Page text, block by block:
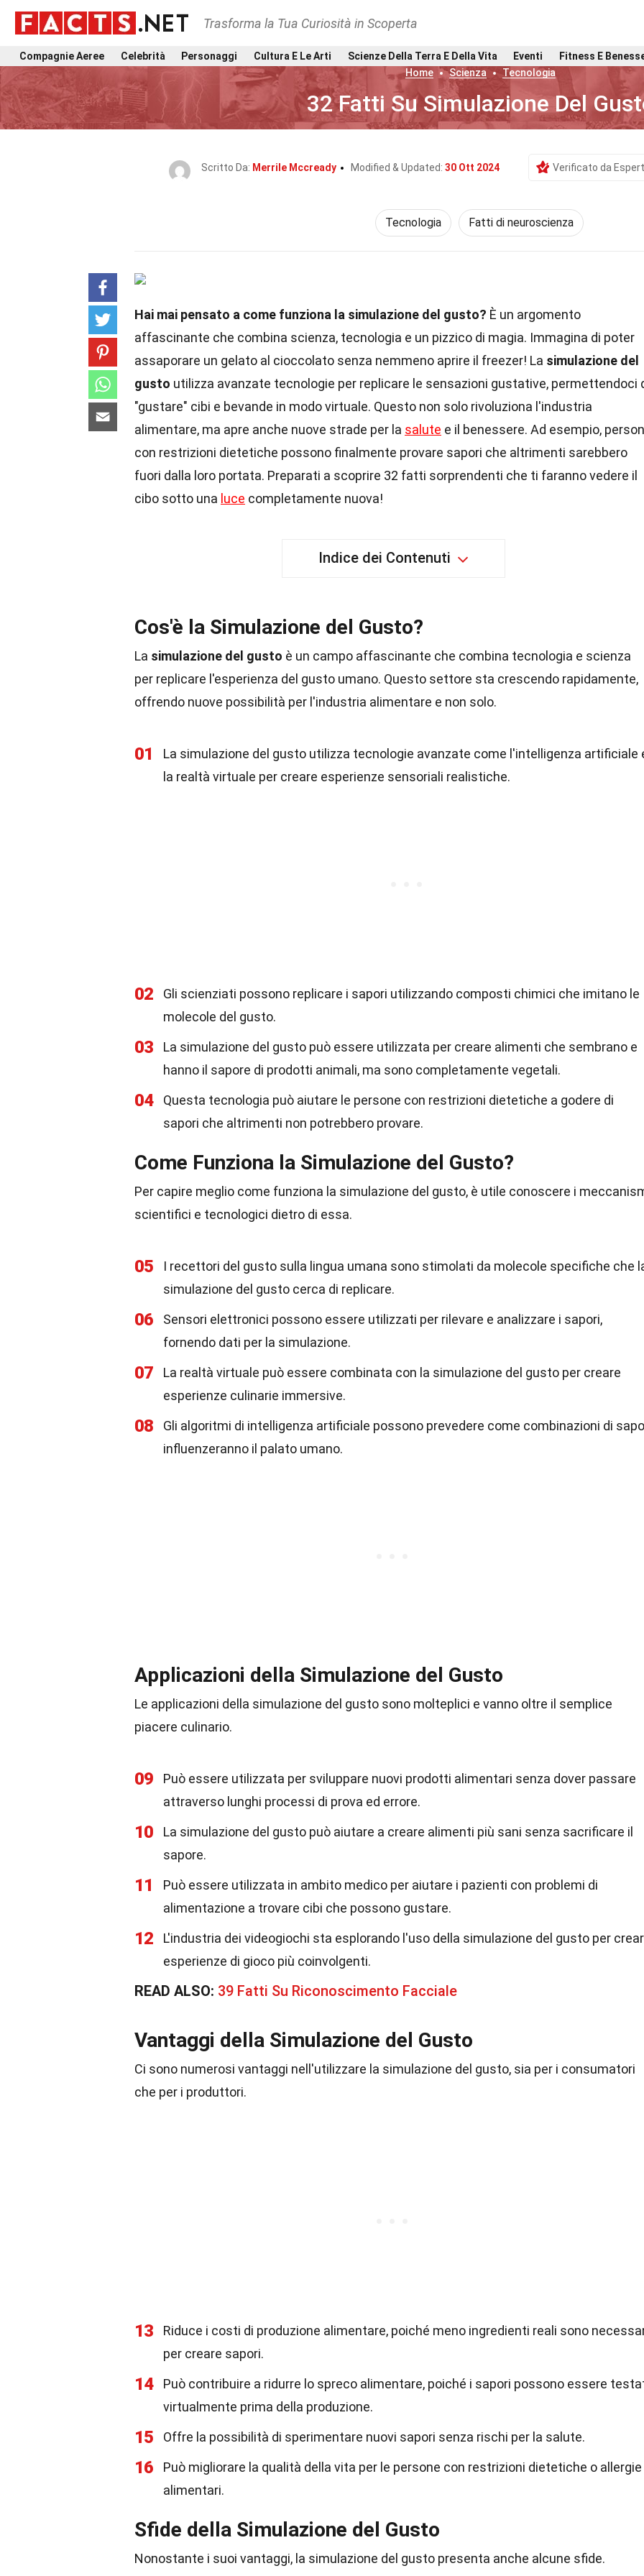
Trasforma la Tua Curiosità in Scoperta
Compagnie Aeree Celebrità Personaggi Cultura E Le Arti Scienze Della Terra E Della Vita Eventi
Fitness E
Home
Scienza Tecnologia
32 Fatti Su Simulazione Del
Scritto Da: Merrile Mccready Modified & Updated: 30 Ott 2024 Verificato da
Tecnologia Fatti di neuroscienza
Hai mai pensato a come funziona la simulazione del gusto? È un argomento
affascinante che combina scienza, tecnologia e un pizzico di magia. Immagina di poter
assaporare un gelato al cioccolato senza nemmeno aprire il freezer! La simulazione del
gusto utilizza avanzate tecnologie per replicare le sensazioni gustative, permettendoci
"gustare" cibi e bevande in modo virtuale. Questo non solo rivoluziona l'industria
alimentare, ma apre anche nuove strade per la salute e il benessere. Ad esempio,
con restrizioni dietetiche possono finalmente provare sapori che altrimenti sarebbero
fuori dalla loro portata. Preparati a scoprire 32 fatti sorprendenti che ti faranno vedere il
cibo sotto una luce completamente nuova!
Indice dei Contenuti
Cos'è la Simulazione del Gusto?
La simulazione del gusto è un campo affascinante che combina tecnologia e scienza
per replicare l'esperienza del gusto umano. Questo settore sta crescendo rapidamente,
offrendo nuove possibilità per l'industria alimentare e non solo.
01
La simulazione del gusto utilizza tecnologie avanzate come l'intelligenza artificiale
la realtà virtuale per creare esperienze sensoriali realistiche.
02
Gli scienziati possono replicare i sapori utilizzando composti chimici che imitano le
molecole del gusto.
03
La simulazione del gusto può essere utilizzata per creare alimenti che sembrano e
hanno il sapore di prodotti animali, ma sono completamente vegetali.
04
Questa tecnologia può aiutare le persone con restrizioni dietetiche a godere di
sapori che altrimenti non potrebbero provare.
Come Funziona la Simulazione del Gusto?
Per capire meglio come funziona la simulazione del gusto, è utile conoscere i
scientifici e tecnologici dietro di essa.
05
I recettori del gusto sulla lingua umana sono stimolati da molecole specifiche che
simulazione del gusto cerca di replicare.
06
Sensori elettronici possono essere utilizzati per rilevare e analizzare i sapori,
fornendo dati per la simulazione.
07
La realtà virtuale può essere combinata con la simulazione del gusto per creare
esperienze culinarie immersive.
08
Gli algoritmi di intelligenza artificiale possono prevedere come combinazioni di
influenzeranno il palato umano.
Applicazioni della Simulazione del Gusto
Le applicazioni della simulazione del gusto sono molteplici e vanno oltre il semplice
piacere culinario.
09
Può essere utilizzata per sviluppare nuovi prodotti alimentari senza dover passare
attraverso lunghi processi di prova ed errore.
10
La simulazione del gusto può aiutare a creare alimenti più sani senza sacrificare il
sapore.
11
Può essere utilizzata in ambito medico per aiutare i pazienti con problemi di
alimentazione a trovare cibi che possono gustare.
12
L'industria dei videogiochi sta esplorando l'uso della simulazione del gusto per
esperienze di gioco più coinvolgenti.
READ ALSO: 39 Fatti Su Riconoscimento Facciale
Vantaggi della Simulazione del Gusto
Ci sono numerosi vantaggi nell'utilizzare la simulazione del gusto, sia per i consumatori
che per i produttori.
13
Riduce i costi di produzione alimentare, poiché meno ingredienti reali sono
per creare sapori.
14
Può contribuire a ridurre lo spreco alimentare, poiché i sapori possono essere
virtualmente prima della produzione.
15 Offre la possibilità di sperimentare nuovi sapori senza rischi per la salute.
16
Può migliorare la qualità della vita per le persone con restrizioni dietetiche o allergie
alimentari.
Sfide della Simulazione del Gusto
Nonostante i suoi vantaggi, la simulazione del gusto presenta anche alcune sfide.